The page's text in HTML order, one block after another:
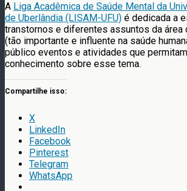
A Liga Acadêmica de Saúde Mental da
de Uberlândia (LISAM-UFU) é dedicada a
transtornos e diferentes assuntos da área
(tão importante e influente na saúde
público eventos e atividades que
conhecimento sobre esse tema.
Compartilhe isso:
X
LinkedIn
Facebook
Pinterest
Telegram
WhatsApp